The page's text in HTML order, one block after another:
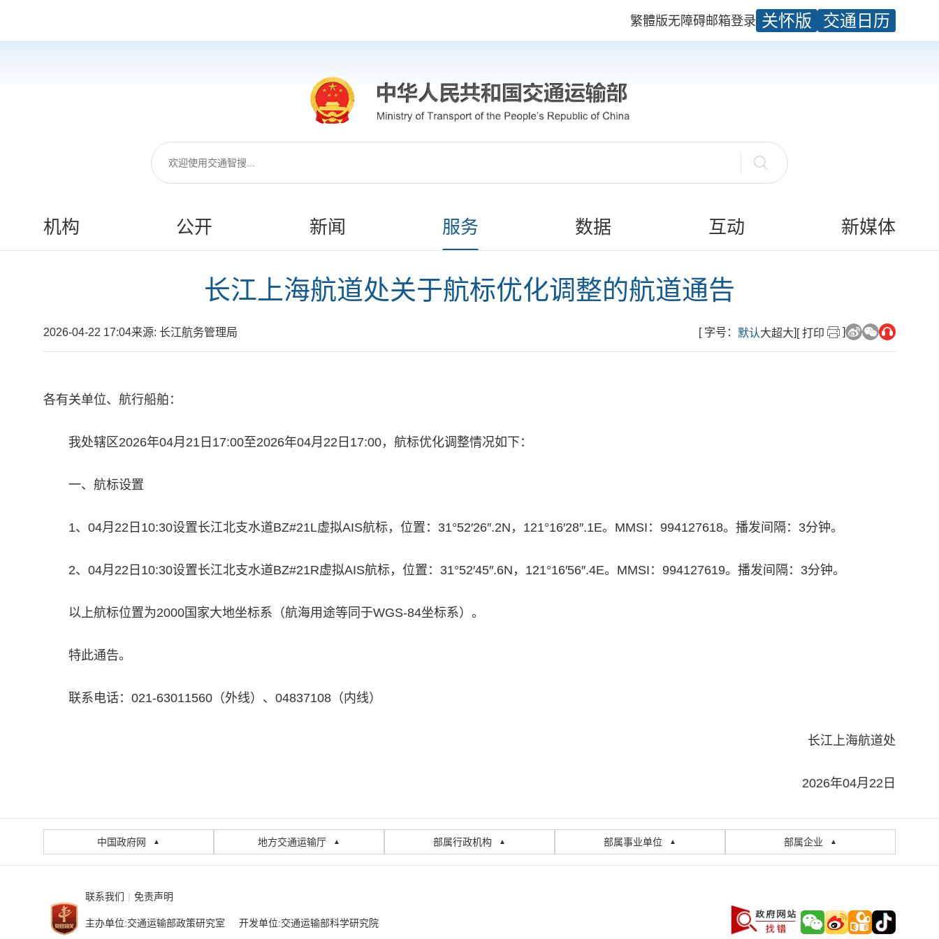
繁體版无障碍邮箱登录 关怀版 交通日历
机构 公开 新闻 服务 数据 互动 新媒体
长江上海航道处关于航标优化调整的航道通告
2026-04-22 17:04来源: 长江航务管理局 [ 字号： 默认大超大] [ 打印 ]
各有关单位、航行船舶：
我处辖区2026年04月21日17:00至2026年04月22日17:00，航标优化调整情况如下：
一、航标设置
1、04月22日10:30设置长江北支水道BZ#21L虚拟AIS航标，位置：31°52′26″.2N，121°16′28″.1E。MMSI：994127618。播发间隔：3分钟。
2、04月22日10:30设置长江北支水道BZ#21R虚拟AIS航标，位置：31°52′45″.6N，121°16′56″.4E。MMSI：994127619。播发间隔：3分钟。
以上航标位置为2000国家大地坐标系（航海用途等同于WGS-84坐标系）。
特此通告。
联系电话：021-63011560（外线）、04837108（内线）
长江上海航道处
2026年04月22日
中国政府网 ▲ 地方交通运输厅 ▲ 部属行政机构 ▲ 部属事业单位 ▲ 部属企业 ▲
联系我们 | 免责声明
主办单位:交通运输部政策研究室 开发单位:交通运输部科学研究院